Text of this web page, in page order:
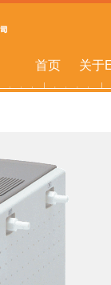
首页 关于